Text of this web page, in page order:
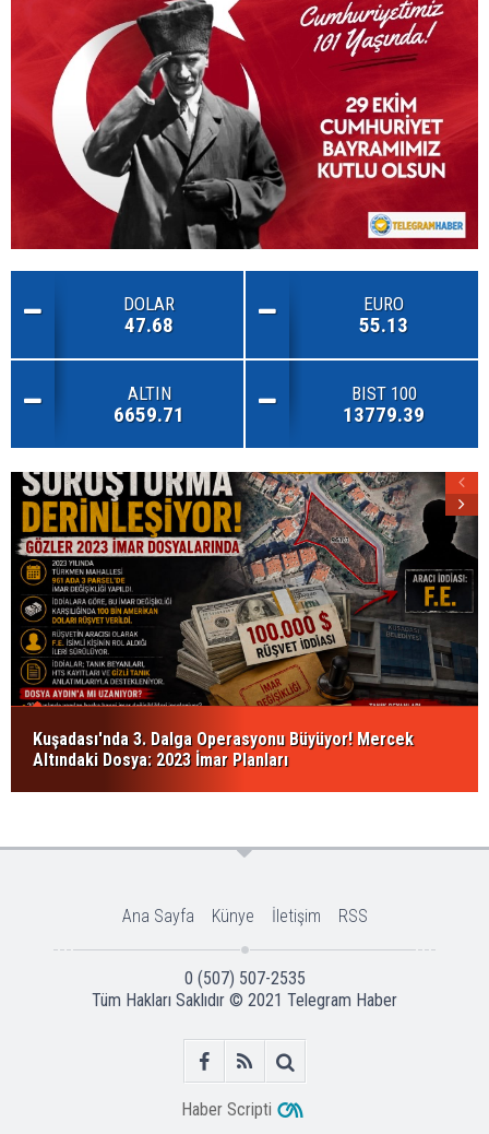
DOLAR
47.68
EURO
55.13
ALTIN
6659.71
BIST 100
13779.39
Kuşadası'nda 3. Dalga Operasyonu Büyüyor! Mercek
Altındaki Dosya: 2023 İmar Planları
Ana Sayfa Künye İletişim RSS
0 (507) 507-2535
Tüm Hakları Saklıdır © 2021 Telegram Haber
Haber Scripti